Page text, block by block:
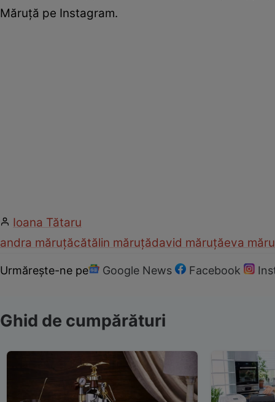
Măruță pe Instagram.
Ioana Tătaru
andra măruțăcătălin măruțădavid măruțăeva
Urmărește-ne pe Google News Facebook
Ghid de cumpărături